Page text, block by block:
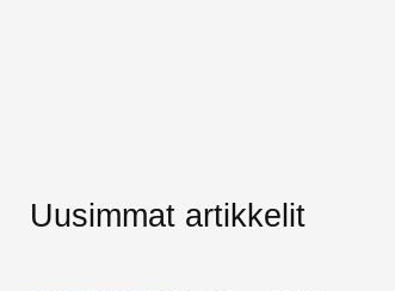
Uusimmat artikkelit